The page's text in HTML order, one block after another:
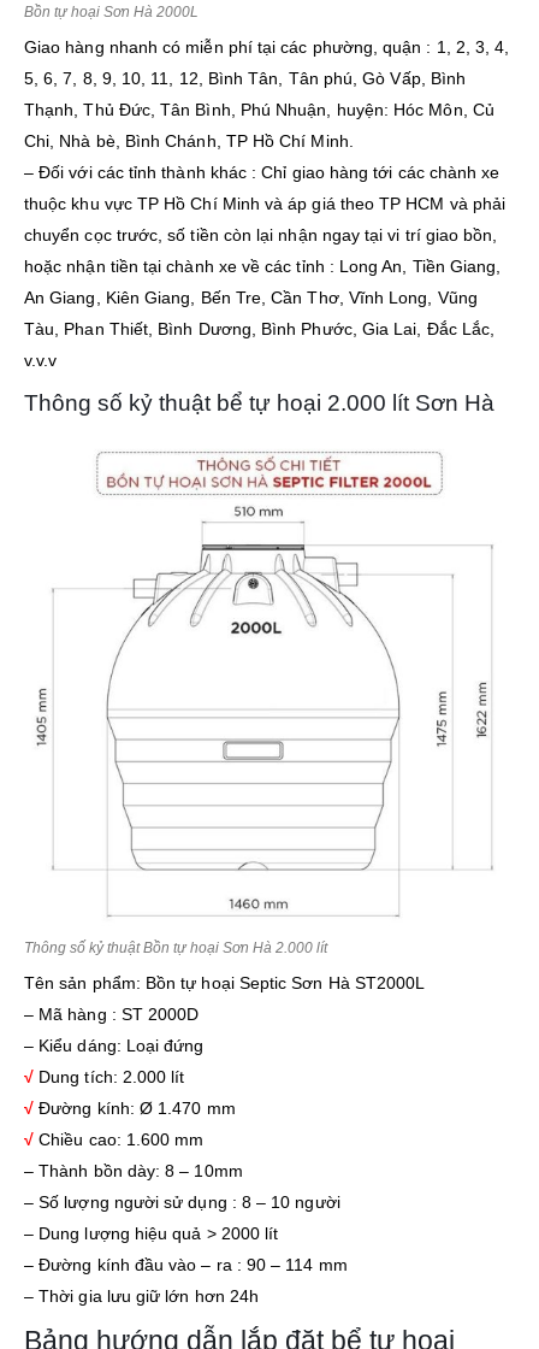
Bồn tự hoại Sơn Hà 2000L
Giao hàng nhanh có miễn phí tại các phường, quận : 1, 2, 3, 4,
5, 6, 7, 8, 9, 10, 11, 12, Bình Tân, Tân phú, Gò Vấp, Bình
Thạnh, Thủ Đức, Tân Bình, Phú Nhuận, huyện: Hóc Môn, Củ
Chi, Nhà bè, Bình Chánh, TP Hồ Chí Minh.
– Đối với các tỉnh thành khác : Chỉ giao hàng tới các chành xe
thuộc khu vực TP Hồ Chí Minh và áp giá theo TP HCM và phải
chuyển cọc trước, số tiền còn lại nhận ngay tại vi trí giao bồn,
hoặc nhận tiền tại chành xe về các tỉnh : Long An, Tiền Giang,
An Giang, Kiên Giang, Bến Tre, Cần Thơ, Vĩnh Long, Vũng
Tàu, Phan Thiết, Bình Dương, Bình Phước, Gia Lai, Đắc Lắc,
v.v.v
Thông số kỷ thuật bể tự hoại 2.000 lít Sơn Hà
Thông số kỷ thuật Bồn tự hoại Sơn Hà 2.000 lít
Tên sản phẩm: Bồn tự hoại Septic Sơn Hà ST2000L
– Mã hàng : ST 2000D
– Kiểu dáng: Loại đứng
√ Dung tích: 2.000 lít
√ Đường kính: Ø 1.470 mm
√ Chiều cao: 1.600 mm
– Thành bồn dày: 8 – 10mm
– Số lượng người sử dụng : 8 – 10 người
– Dung lượng hiệu quả > 2000 lít
– Đường kính đầu vào – ra : 90 – 114 mm
– Thời gia lưu giữ lớn hơn 24h
Bảng hướng dẫn lắp đặt bể tự hoại